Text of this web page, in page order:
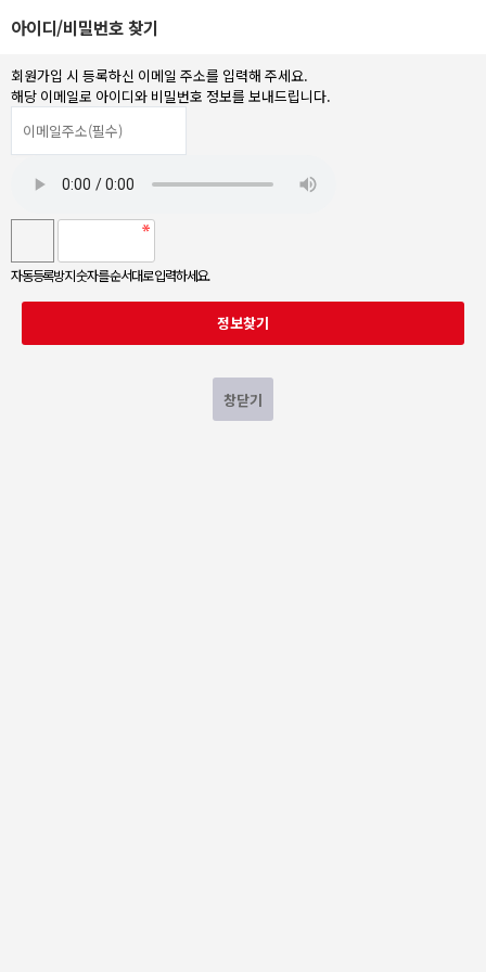
아이디/비밀번호 찾기
회원가입 시 등록하신 이메일 주소를 입력해 주세요.
해당 이메일로 아이디와 비밀번호 정보를 보내드립니다.
자동등록방지 숫자를 순서대로 입력하세요.
창닫기